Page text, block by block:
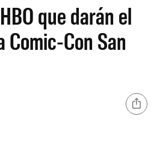
que darán el
Comic-Con San